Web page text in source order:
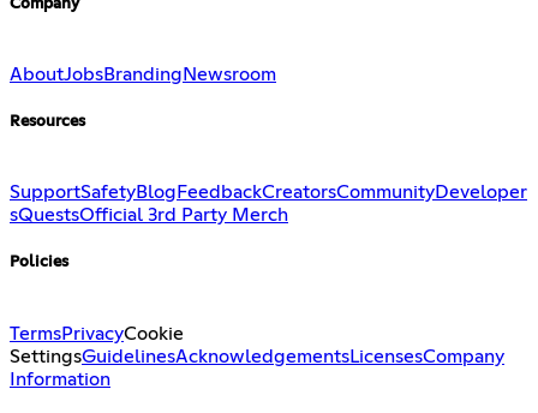
Company
AboutJobsBranding Newsroom
Resources
SupportSafetyBlog FeedbackCreatorsCommunityDeveloper
sQuestsOfficial 3rd Party Merch
Policies
TermsPrivacyCookie
SettingsGuidelinesAcknowledgementsLicensesCompany
Information